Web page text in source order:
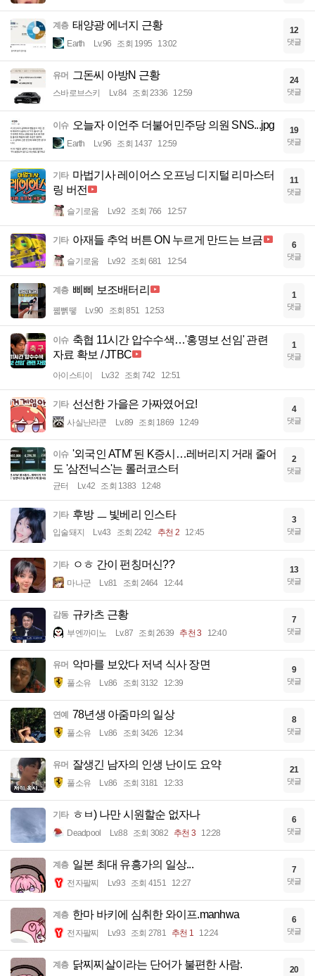
계층 태양광 에너지 근황
Earth Lv.96 조회 1995 13:02
12
댓글
유머 그돈씨 아방N 근황
스바로브스키 Lv.84 조회 2336 12:59
24
댓글
이슈 오늘자 이언주 더불어민주당 의원 SNS...jpg
Earth Lv.96 조회 1437 12:59
19
댓글
기타 마법기사 레이어스 오프닝 디지털 리마스터
링 버전
슬기로움 Lv.92 조회 766 12:57
11
댓글
기타 아재들 추억 버튼 ON 누르게 만드는 브금
슬기로움 Lv.92 조회 681 12:54
6
댓글
계층 삐삐 보조배터리
꿻뻵뗗 Lv.90 조회 851 12:53
1
댓글
이슈 축협 11시간 압수수색…'홍명보 선임' 관련
자료 확보 / JTBC
아이스티이 Lv.32 조회 742 12:51
1
댓글
기타 선선한 가을은 가짜였어요!
사실난라쿤 Lv.89 조회 1869 12:49
4
댓글
이슈 '외국인 ATM' 된 K증시…레버리지 거래 줄어
도 '삼전닉스'는 롤러코스터
균터 Lv.42 조회 1383 12:48
2
댓글
기타 후방 ㅡ 빛베리 인스타
입술돼지 Lv.43 조회 2242 추천 2 12:45
3
댓글
기타 ㅇㅎ 간이 펀칭머신??
마나군 Lv.81 조회 2464 12:44
13
댓글
감동 규카츠 근황
부엔까미노 Lv.87 조회 2639 추천 3 12:40
7
댓글
유머 악마를 보았다 저녁 식사 장면
풀소유 Lv.86 조회 3132 12:39
9
댓글
연예 78년생 아줌마의 일상
풀소유 Lv.86 조회 3426 12:34
8
댓글
유머 잘생긴 남자의 인생 난이도 요약
풀소유 Lv.86 조회 3181 12:33
21
댓글
기타 ㅎㅂ) 나만 시원할순 없자나
Deadpool Lv.88 조회 3082 추천 3 12:28
6
댓글
계층 일본 최대 유흥가의 일상...
전자팔찌 Lv.93 조회 4151 12:27
7
댓글
계층 한마 바키에 심취한 와이프.manhwa
전자팔찌 Lv.93 조회 2781 추천 1 12:24
6
댓글
계층 닭찌찌살이라는 단어가 불편한 사람. 20